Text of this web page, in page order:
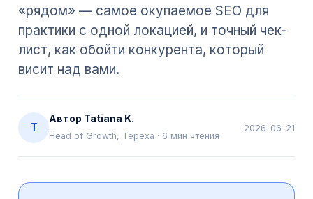
«рядом» — самое окупаемое SEO для
практики с одной локацией, и точный чек-
лист, как обойти конкурента, который
висит над вами.
T
Автор Tatiana K.
Head of Growth, Tepexa · 6 мин чтения
2026-06-21